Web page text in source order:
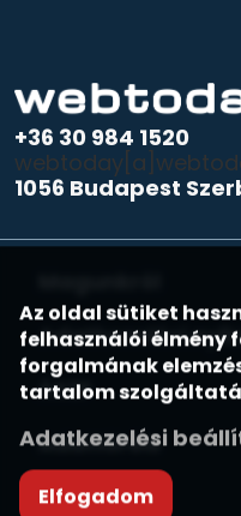
+36 30 984 1520
1056 Budapest
Adatkezelési
ÁSZF
Adattöréls
Kapcsolat
Az oldal sütiket
felhasználói élmény
forgalmának
tartalom
Adatkezelési
Elfogadom